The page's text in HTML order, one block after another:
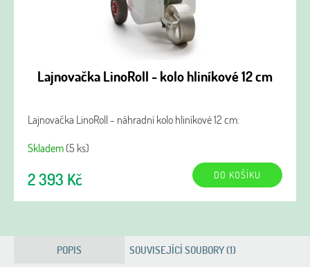
Lajnovačka LinoRoll - kolo hliníkové 12 cm
Lajnovačka LinoRoll - náhradní kolo hliníkové 12 cm.
Skladem(5 ks)
2 393 Kč DO KOŠÍKU
POPIS SOUVISEJÍCÍ SOUBORY (1)